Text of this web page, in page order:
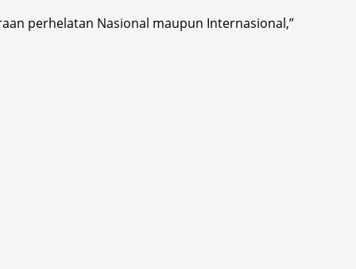
perhelatan Nasional maupun Internasional,”